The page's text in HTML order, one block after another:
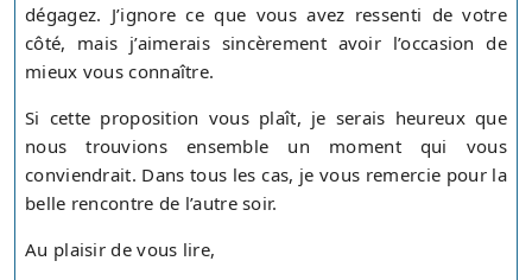
dégagez. J’ignore ce que vous avez ressenti de votre
côté, mais j’aimerais sincèrement avoir l’occasion de
mieux vous connaître.
Si cette proposition vous plaît, je serais heureux que
nous trouvions ensemble un moment qui vous
conviendrait. Dans tous les cas, je vous remercie pour la
belle rencontre de l’autre soir.
Au plaisir de vous lire,